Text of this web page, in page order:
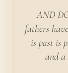
AND
fathers
is past is
and